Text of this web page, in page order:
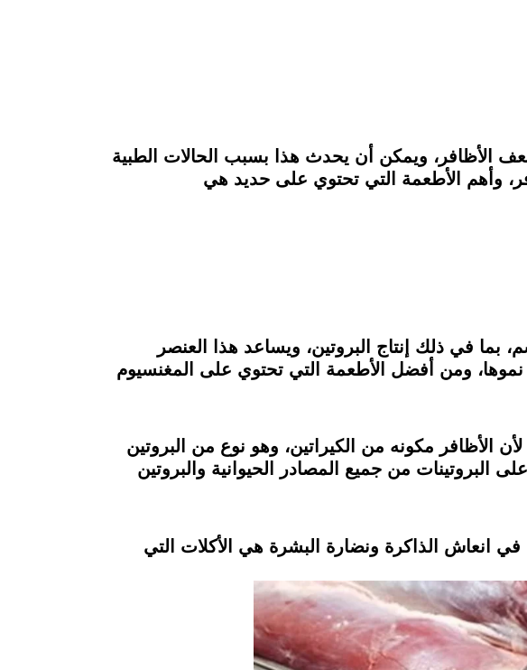
عرضة أكبر لضعف الأظافر، ويمكن أن يحدث هذا بسبب الحالات الطبية
وأهم الأطعمة التي تحتوي على حديد هي
يلعب دورًا في أكثر من 300 تفاعل في الجسم، بما في ذلك إنتاج البروتين، ويساعد هذا العنصر
ومن أفضل الأطعمة التي تحتوي على المغنسيوم
الأظافر مكونه من الكيراتين، وهو نوع من البروتين
البروتينات من جميع المصادر الحيوانية والبروتين
انعاش الذاكرة ونضارة البشرة هي الأكلات التي